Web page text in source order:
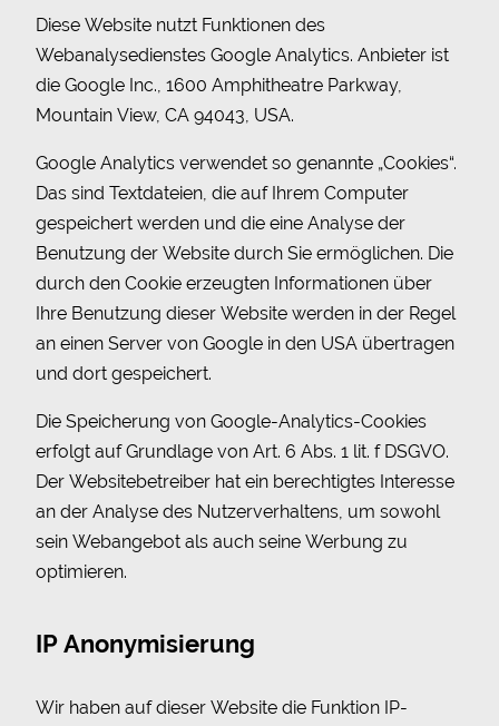
Diese Website nutzt Funktionen des
Webanalysedienstes Google Analytics. Anbieter ist
die Google Inc., 1600 Amphitheatre Parkway,
Mountain View, CA 94043, USA.
Google Analytics verwendet so genannte „Cookies“.
Das sind Textdateien, die auf Ihrem Computer
gespeichert werden und die eine Analyse der
Benutzung der Website durch Sie ermöglichen. Die
durch den Cookie erzeugten Informationen über
Ihre Benutzung dieser Website werden in der Regel
an einen Server von Google in den USA übertragen
und dort gespeichert.
Die Speicherung von Google-Analytics-Cookies
erfolgt auf Grundlage von Art. 6 Abs. 1 lit. f DSGVO.
Der Websitebetreiber hat ein berechtigtes Interesse
an der Analyse des Nutzerverhaltens, um sowohl
sein Webangebot als auch seine Werbung zu
optimieren.
IP Anonymisierung
Wir haben auf dieser Website die Funktion IP-